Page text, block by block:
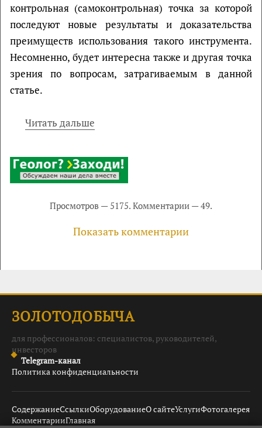
контрольная (самоконтрольная) точка за которой
последуют новые результаты и доказательства
преимуществ использования такого инструмента.
Несомненно, будет интересна также и другая точка
зрения по вопросам, затрагиваемым в данной
статье.
Читать дальше
Просмотров — 5175. Комментарии — 49.
Показать комментарии
ЗОЛОТОДОБЫЧА
для профессионалов: специалистов, руководителей,
инвесторов
Telegram-канал
Политика конфиденциальности
СодержаниеСсылкиОборудованиеО сайтеУслугиФотогалерея
КомментарииГлавная